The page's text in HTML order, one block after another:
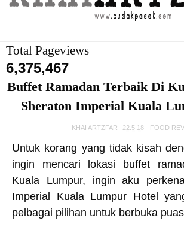
Total Pageviews
6,375,467
Buffet Ramadan Terbaik Di
Sheraton Imperial Kuala
KHAI ARTZFAR 22.5.18 FOOD
Untuk korang yang tidak kisah
ingin mencari lokasi buffet
Kuala Lumpur, ingin aku
Imperial Kuala Lumpur Hotel
pelbagai pilihan untuk berbuka